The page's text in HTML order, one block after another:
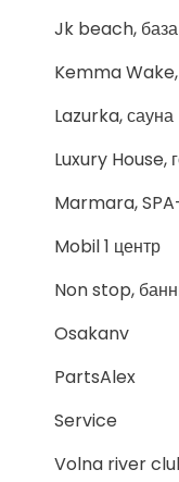
Jk beach,
Kemma
Lazurka, сауна
Luxury House,
Marmara,
Mobil 1 центр
Non stop,
Osakanv
PartsAlex
Service
Volna river